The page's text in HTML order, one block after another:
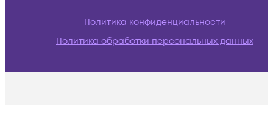
Политика конфиденциальности
Политика обработки персональных данных